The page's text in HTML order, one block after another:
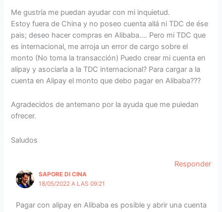
Me gustría me puedan ayudar con mi inquietud.
Estoy fuera de China y no poseo cuenta allá ni TDC de ése
pais; deseo hacer compras en Alibaba…. Pero mi TDC que
es internacional, me arroja un error de cargo sobre el
monto (No toma la transacción) Puedo crear mi cuenta en
alipay y asociarla a la TDC internacional? Para cargar a la
cuenta en Alipay el monto que debo pagar en Alibaba???
Agradecidos de antemano por la ayuda que me puiedan
ofrecer.
Saludos
Responder
SAPORE DI CINA
18/05/2022 A LAS 09:21
Pagar con alipay en Alibaba es posible y abrir una cuenta